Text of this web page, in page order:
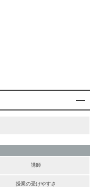
講師
授業の受けやすさ